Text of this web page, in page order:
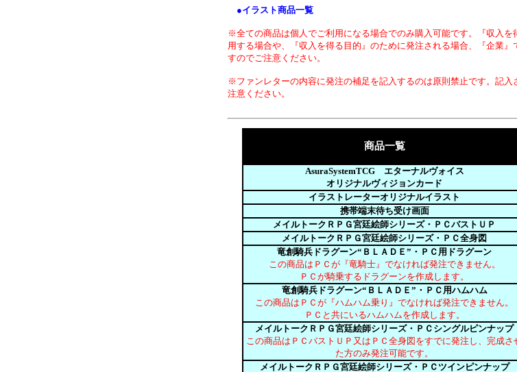
●イラスト商品一覧
※全ての商品は個人でご利用になる場合でのみ購入可能です。『収入
用する場合や、『収入を得る目的』のために発注される場合、『企業
すのでご注意ください。
※ファンレターの内容に発注の補足を記入するのは原則禁止です。記
注意ください。
商品一覧
AsuraSystemTCG エターナルヴォイス
オリジナルヴィジョンカード
イラストレーターオリジナルイラスト
携帯端末待ち受け画面
メイルトークＲＰＧ宮廷絵師シリーズ・ＰＣバストＵＰ
メイルトークＲＰＧ宮廷絵師シリーズ・ＰＣ全身図
竜創騎兵ドラグーン“ＢＬＡＤＥ”・ＰＣ用ドラグーン
この商品はＰＣが『竜騎士』でなければ発注できません。
ＰＣが騎乗するドラグーンを作成します。
竜創騎兵ドラグーン“ＢＬＡＤＥ”・ＰＣ用ハムハム
この商品はＰＣが『ハムハム乗り』でなければ発注できません。
ＰＣと共にいるハムハムを作成します。
メイルトークＲＰＧ宮廷絵師シリーズ・ＰＣシングルピンナップ
この商品はＰＣバストＵＰ又はＰＣ全身図をすでに発注し、完成さ
た方のみ発注可能です。
メイルトークＲＰＧ宮廷絵師シリーズ・ＰＣツインピンナップ